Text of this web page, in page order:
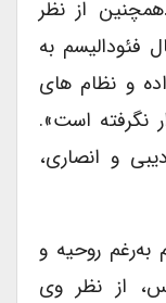
از نظر
به
و نظام های
نگرفته است».
و انصاری،
روحیه و
از نظر وی